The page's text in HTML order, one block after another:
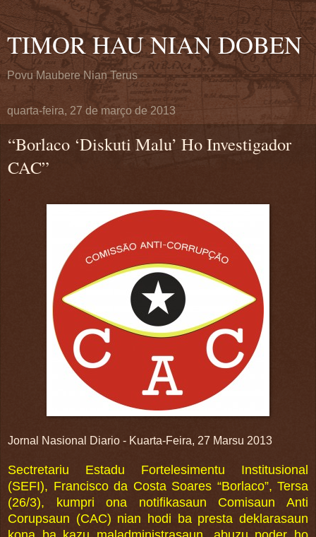
TIMOR HAU NIAN DOBEN
Povu Maubere Nian Terus
quarta-feira, 27 de março de 2013
“Borlaco ‘Diskuti Malu’ Ho Investigador
CAC”
.
Jornal Nasional Diario - Kuarta-Feira, 27 Marsu 2013
Sectretariu Estadu Fortelesimentu Institusional
(SEFI), Francisco da Costa Soares “Borlaco”, Tersa
(26/3), kumpri ona notifikasaun Comisaun Anti
Corupsaun (CAC) nian hodi ba presta deklarasaun